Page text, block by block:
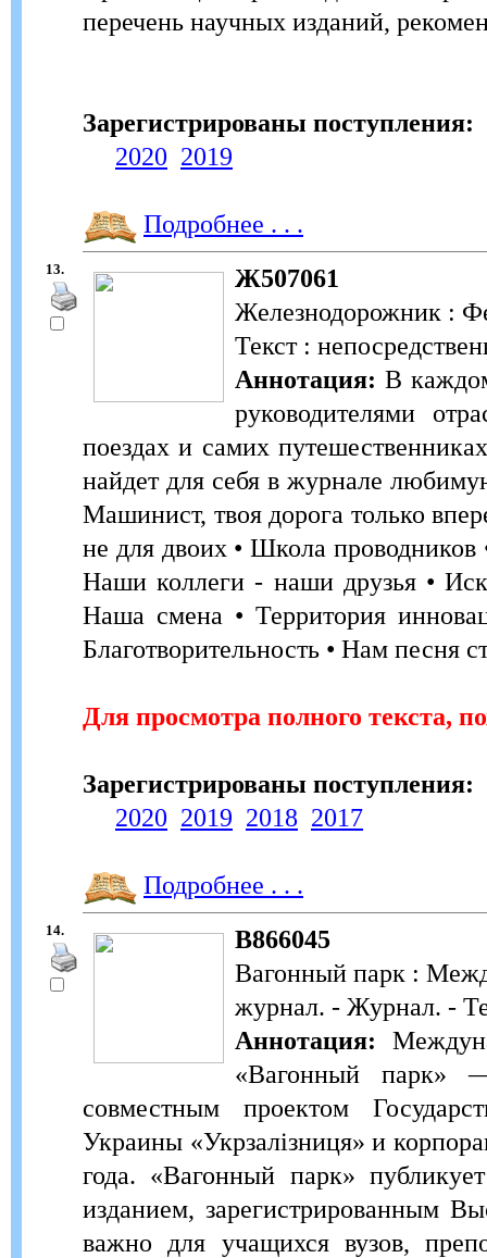
перечень научных изданий,
Зарегистрированы поступления:
2020 2019
Подробнее . . .
13.
Ж507061
Железнодорожник :
Текст :
Аннотация: В
руководителями
поездах и самих
найдет для себя в журнале
Машинист, твоя дорога только
не для двоих • Школа
Наши коллеги - наши друзья •
Наша смена • Территория
Благотворительность • Нам песня
Для просмотра полного текста,
Зарегистрированы поступления:
2020 2019 2018 2017
Подробнее . . .
14.
В866045
Вагонный парк :
журнал. - Журнал. -
Аннотация:
«Вагонный парк» —
совместным проектом
Украины «Укрзалізниця» и
года. «Вагонный парк»
изданием, зарегистрированным
важно для учащихся вузов,